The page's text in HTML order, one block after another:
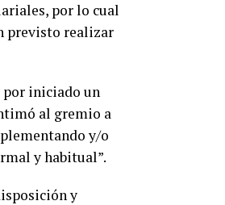
por lo cual
previsto realizar
por iniciado un
al gremio a
y/o
y habitual”.
y